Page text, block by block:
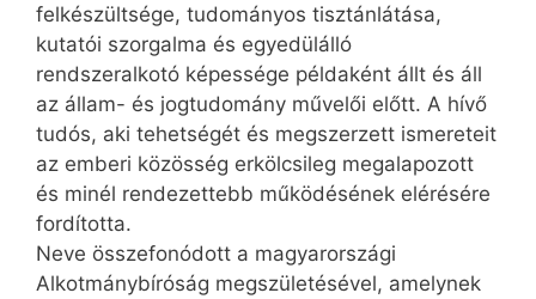
felkészültsége, tudományos tisztánlátása,
kutatói szorgalma és egyedülálló
rendszeralkotó képessége példaként állt és áll
az állam- és jogtudomány művelői előtt. A hívő
tudós, aki tehetségét és megszerzett ismereteit
az emberi közösség erkölcsileg megalapozott
és minél rendezettebb működésének elérésére
fordította.
Neve összefonódott a magyarországi
Alkotmánybíróság megszületésével, amelynek